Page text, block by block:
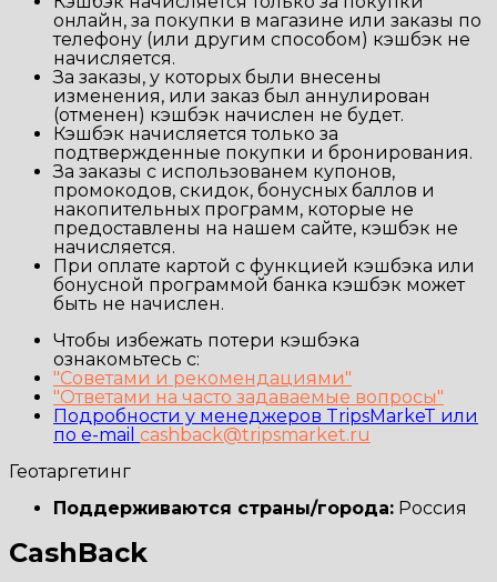
онлайн, за покупки в магазине или заказы по
телефону (или другим способом) кэшбэк не
начисляется.
За заказы, у которых были внесены
изменения, или заказ был аннулирован
(отменен) кэшбэк начислен не будет.
Кэшбэк начисляется только за
подтвержденные покупки и бронирования.
За заказы с использованем купонов,
промокодов, скидок, бонусных баллов и
накопительных программ, которые не
предоставлены на нашем сайте, кэшбэк не
начисляется.
При оплате картой с функцией кэшбэка или
бонусной программой банка кэшбэк может
быть не начислен.
Чтобы избежать потери кэшбэка
ознакомьтесь с:
"Советами и рекомендациями"
"Ответами на часто задаваемые вопросы"
Подробности у менеджеров TripsMarkeT или
по e-mail cashback@tripsmarket.ru
Геотаргетинг
Поддерживаются страны/города: Россия
CashBack